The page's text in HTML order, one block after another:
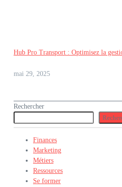
Hub Pro Transport : Optimisez la
mai 29, 2025
Rechercher
Finances
Marketing
Métiers
Ressources
Se former